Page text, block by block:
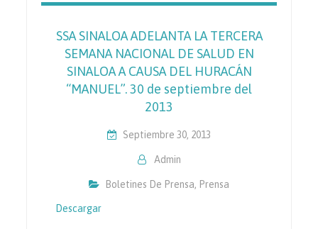
SSA SINALOA ADELANTA LA TERCERA
SEMANA NACIONAL DE SALUD EN
SINALOA A CAUSA DEL HURACÁN
“MANUEL”. 30 de septiembre del
2013
Septiembre 30, 2013
Admin
Boletines De Prensa, Prensa
Descargar